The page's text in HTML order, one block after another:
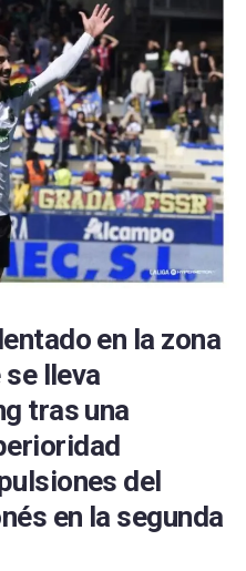
en la zona
lleva
tras una
del
en la segunda